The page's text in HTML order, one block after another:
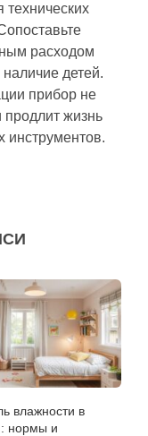
расходом
детей.
прибор не
продлит жизнь
инструментов.
влажности в
нормы и